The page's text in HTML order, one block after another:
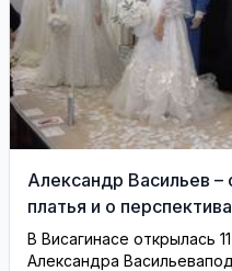
Александр Васильев –
платья и о
(видео)
В Висагинасе открылась
Александра